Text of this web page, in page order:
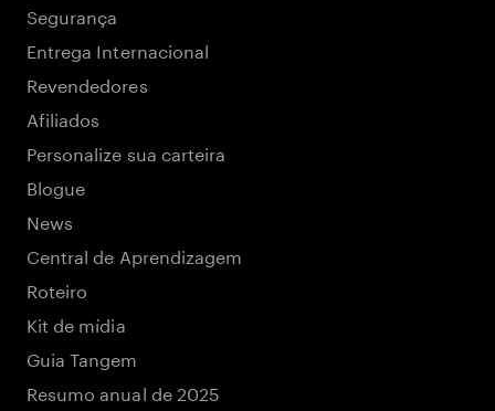
Segurança
Entrega Internacional
Revendedores
Afiliados
Personalize sua carteira
Blogue
News
Central de Aprendizagem
Roteiro
Kit de mídia
Guia Tangem
Resumo anual de 2025